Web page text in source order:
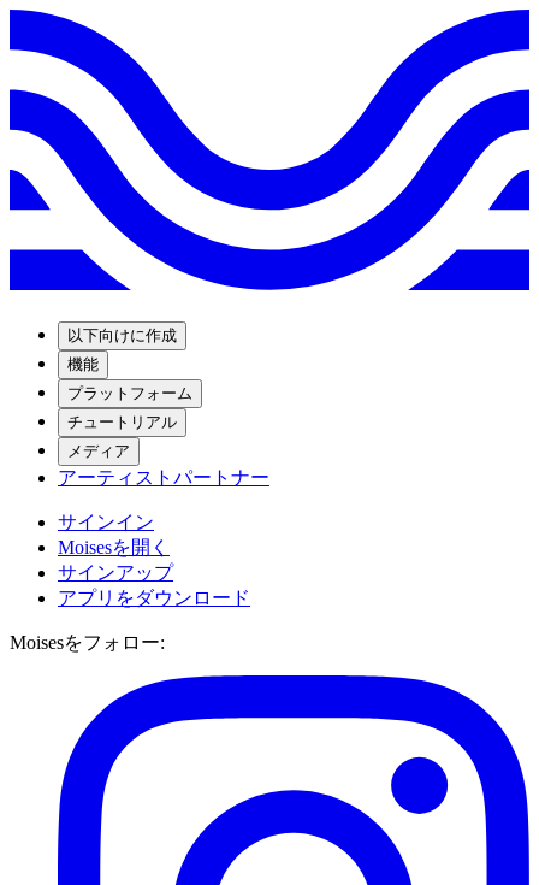
以下向けに作成
機能
プラットフォーム
チュートリアル
メディア
アーティストパートナー
サインイン
Moisesを開く
サインアップ
アプリをダウンロード
Moisesをフォロー: